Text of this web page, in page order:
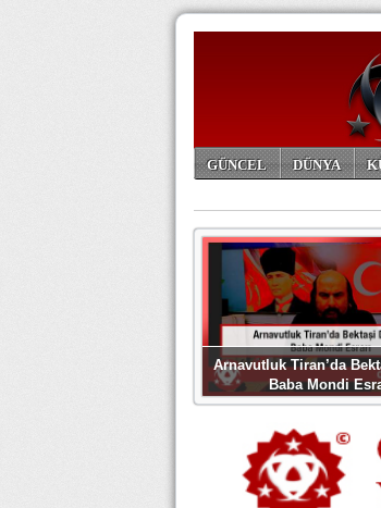
GÜNCEL DÜNYA
Arnavutluk Tiran’da
Baba Mondi